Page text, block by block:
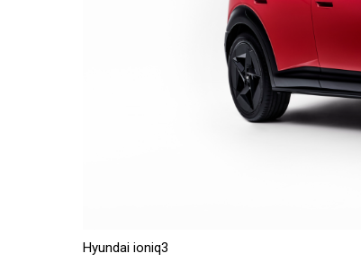
Hyundai ioniq3